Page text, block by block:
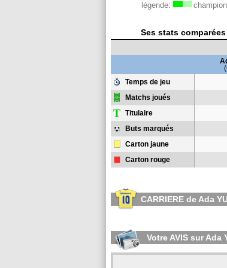
légende:
Ses stats
Temps de jeu
Matchs joués
T Titulaire
Buts marqués
Carton jaune
Carton rouge
CARRIERE de Ada
Votre AVIS sur Ada